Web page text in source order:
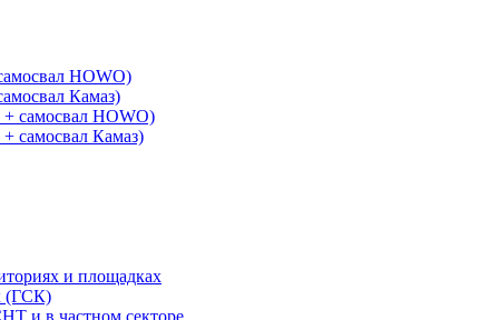
HOWO)
Камаз)
самосвал HOWO)
самосвал Камаз)
и площадках
(ГСК)
и в частном секторе